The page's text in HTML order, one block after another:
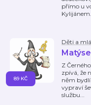
přímo u
Děti a
Z
zpívá, že
něm
vypraví
službu...
89 KČ